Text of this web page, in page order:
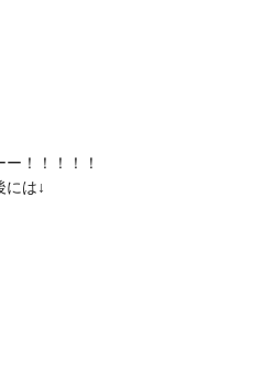
！！！！！